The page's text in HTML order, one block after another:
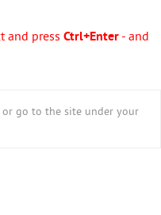
and press Ctrl+Enter - and
or go to the site under your